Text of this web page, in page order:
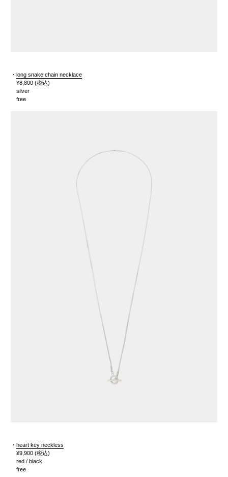
・ long snake chain necklace
¥8,800 (税込)
silver
free
・ heart key neckless
¥9,900 (税込)
red / black
free